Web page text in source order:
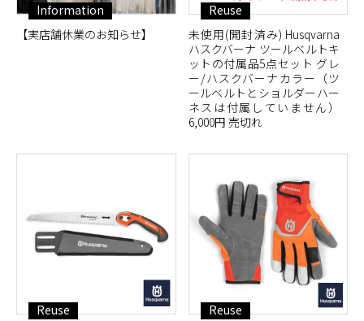
Information
【実店舗休業のお知らせ】
Reuse
未使用(開封済み) Husqvarna
ハスクバーナ ツールベルトキ
ットの付属品5点セット グレ
ー/ハスクバーナカラー（ツ
ールベルトとショルダーハー
ネスは付属していません）
6,000円 売切れ
Reuse
Reuse